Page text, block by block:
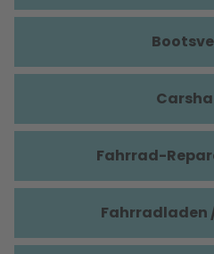
Fahrrad-
Fahrradladen